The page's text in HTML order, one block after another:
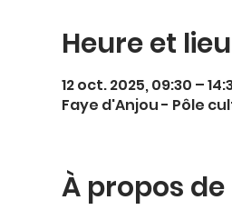
Heure et lieu
12 oct. 2025, 09:30 –
Faye d'Anjou - Pôle
À propos